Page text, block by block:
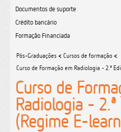
Documentos de suporte
Crédito bancário
Formação Financiada
Pós-Graduações < Cursos de formação <
Curso de Formação em Radiologia - 2.ª
Curso de
Radiologia - 2.ª
(Regime E-